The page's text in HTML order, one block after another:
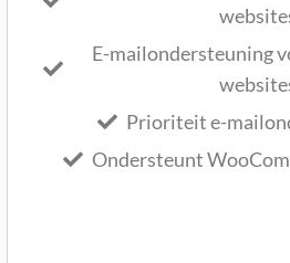
E-mailondersteuning
Prioriteit e-
Ondersteunt